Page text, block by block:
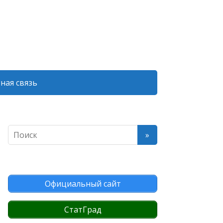
связь
Официальный сайт
СтатГрад